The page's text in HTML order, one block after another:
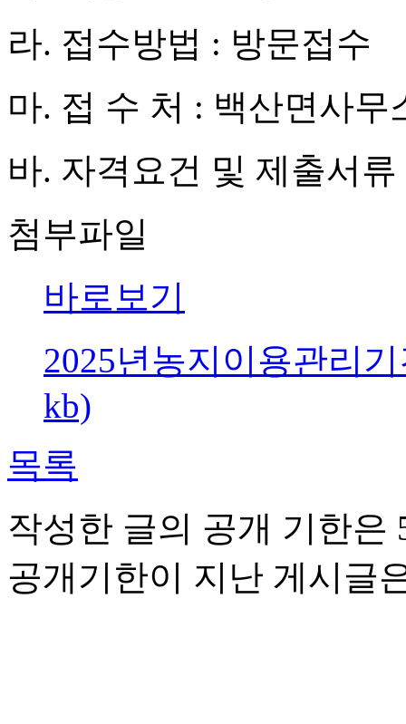
라. 접수방법 : 방문접수
마. 접 수 처 : 백산면사무
바. 자격요건 및 제출서
첨부파일
바로보기
2025년농지이용관리
kb)
목록
작성한 글의 공개 기한은
공개기한이 지난 게시글